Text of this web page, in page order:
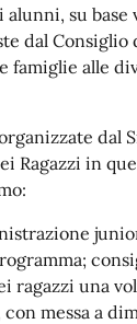
su base
dal Consiglio
famiglie alle
dal
Ragazzi in
ragazzi una
con messa a